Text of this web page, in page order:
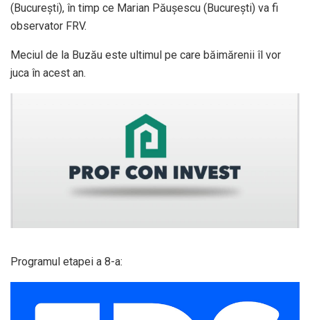
(București), în timp ce Marian Păușescu (București) va fi
observator FRV.
Meciul de la Buzău este ultimul pe care băimărenii îl vor
juca în acest an.
Programul etapei a 8-a: